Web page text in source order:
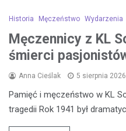
Historia Męczeństwo Wydarzenia
Męczennicy z KL
śmierci
Anna Cieślak 5 sierpnia 2026
Pamięć i męczeństwo w KL
tragedii Rok 1941 był